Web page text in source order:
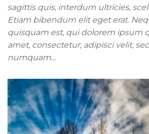
sagittis quis, interdum ultricies,
Etiam bibendum elit eget erat.
quisquam est, qui dolorem ipsum
amet, consectetur, adipisci velit,
numquam…